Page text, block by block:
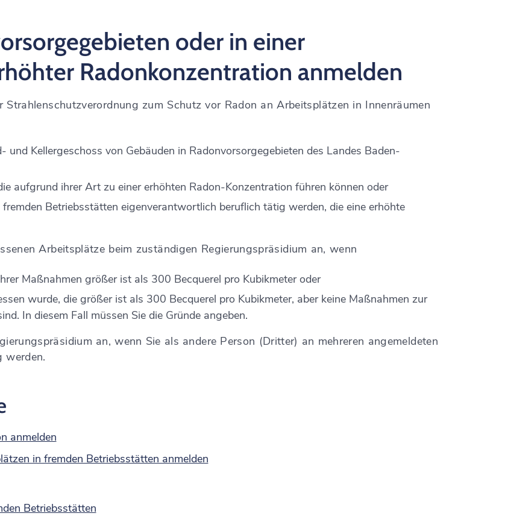
oder in einer
Radonkonzentration anmelden
Strahlenschutzverordnung zum Schutz vor Radon an Arbeitsplätzen in Innenräumen
Kellergeschoss von Gebäuden in Radonvorsorgegebieten des Landes Baden-
aufgrund ihrer Art zu einer erhöhten Radon-Konzentration führen können oder
Betriebsstätten eigenverantwortlich beruflich tätig werden, die eine erhöhte
Arbeitsplätze beim zuständigen Regierungspräsidium an, wenn
Maßnahmen größer ist als 300 Becquerel pro Kubikmeter oder
wurde, die größer ist als 300 Becquerel pro Kubikmeter, aber keine Maßnahmen zur
In diesem Fall müssen Sie die Gründe angeben.
an, wenn Sie als andere Person (Dritter) an mehreren angemeldeten
werden.
anmelden
in fremden Betriebsstätten anmelden
Betriebsstätten